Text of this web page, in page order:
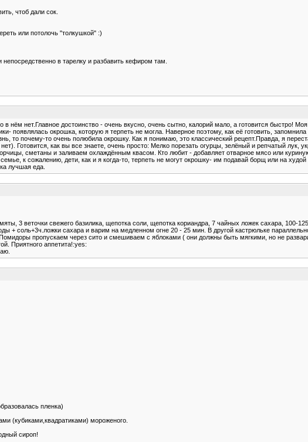
чтоб дали сок.
или потолочь "толкушкой" :)
в тарелку и разбавить кефиром там.
нём нет.Главное достоинство - очень вкусно, очень сытно, калорий мало, а готовится быстро!
появлялась окрошка, которую я терпеть не могла. Наверное поэтому, как её готовить, запомнила
то почему-то очень полюбила окрошку. Как я понимаю, это классический рецепт.Правда, я
Готовится, как вы все знаете, очень просто: Мелко порезать огурцы, зелёный и репчатый лук,
сметаны и заливаем охлаждённым квасом. Кто любит - добавляет отварное мясо или
к сожалению, дети, как и я когда-то, терпеть не могут окрошку- им подавай борщ или на
лучшая еда.
3 веточки свежего базилика, щепотка соли, щепотка кориандра, 7 чайных ложек сахара, 100-
соль+3ч.ложки сахара и варим на медленном огне 20 - 25 мин. В другой кастрюльке
пропускаем через сито и смешиваем с яблоками ( они должны быть мягкими, но не
Приятного аппетита!:yes:
пленка)
(кубиками,квадратиками) мороженого.
сироп!